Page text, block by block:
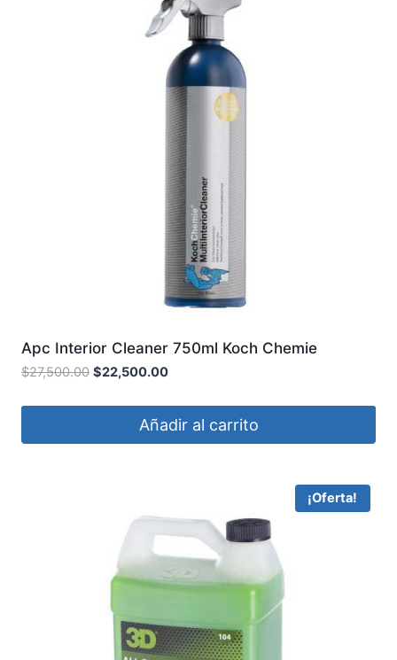
Apc Interior Cleaner 750ml Koch Chemie
77705750
$27,500.00 $22,500.00
Añadir al carrito
¡Oferta!